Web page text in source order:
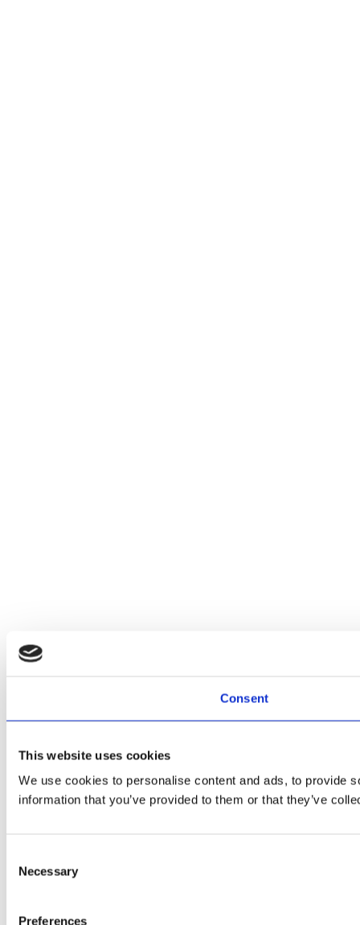
Consent
This website uses cookies
We use cookies to personalise content and ads, to provide
information that you’ve provided to them or that they’ve
Selection
Necessary
Preferences